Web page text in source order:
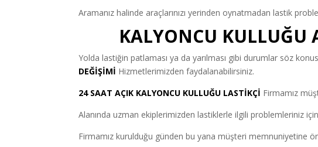
Aramanız halinde araçlarınızı yerinden oynatmadan lastik
KALYONCU KULLUĞU
Yolda lastiğin patlaması ya da yarılması gibi durumlar söz
DEĞİŞİMİ Hizmetlerimizden faydalanabilirsiniz.
24 SAAT AÇIK KALYONCU KULLUĞU LASTİKÇİ Firmamız
Alanında uzman ekiplerimizden lastiklerle ilgili problemleriniz
Firmamız kurulduğu günden bu yana müşteri memnuniyetine